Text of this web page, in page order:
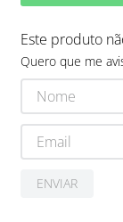
Este produto
Quero que me
ENVIAR